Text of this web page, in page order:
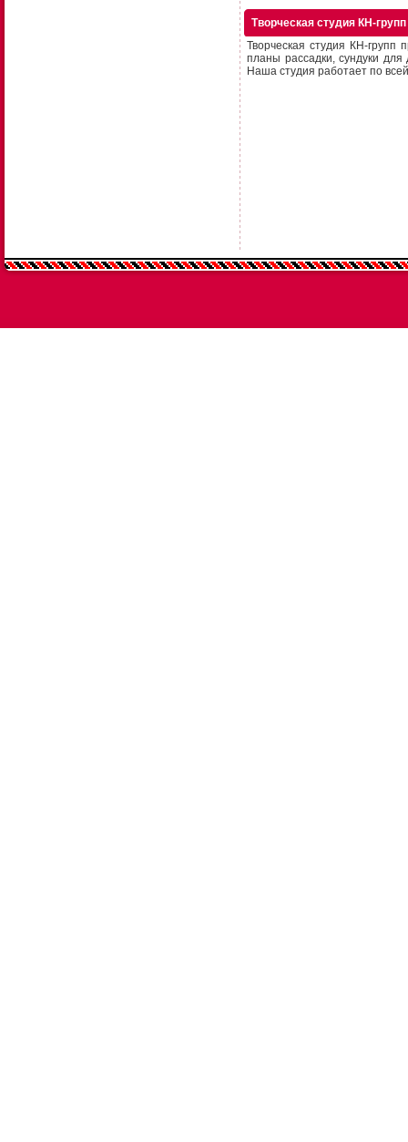
Творческая студия КН-групп
Творческая студия КН-групп
планы рассадки, сундуки
Наша студия работает по